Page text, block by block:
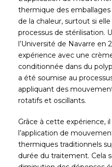
thermique des
de la chaleur, surtout si
processus de stérilisation.
l’Université de Navarre en
expérience avec une
conditionnée dans du
a été soumise au
appliquant des
rotatifs et oscillants.
Grâce à cette expérience,
l’application de
thermiques traditionnels
durée du traitement. Cela